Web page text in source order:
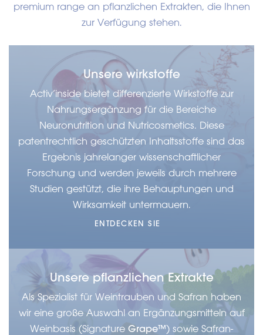
premium range an pflanzlichen Extrakten, die Ihnen
zur Verfügung stehen.
Unsere wirkstoffe
Activ’inside bietet differenzierte Wirkstoffe zur
Nahrungsergänzung für die Bereiche
Neuronutrition und Nutricosmetics. Diese
patentrechtlich geschützten Inhaltsstoffe sind das
Ergebnis jahrelanger wissenschaftlicher
Forschung und werden jeweils durch mehrere
Studien gestützt, die ihre Behauptungen und
Wirksamkeit untermauern.
ENTDECKEN SIE
Unsere pflanzlichen Extrakte
Als Spezialist für Weintrauben und Safran haben
wir eine große Auswahl an Ergänzungsmitteln auf
Weinbasis (Signature Grape™) sowie Safran-